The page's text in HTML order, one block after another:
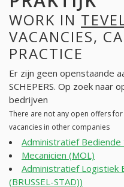
WORK IN
VACANCIES,
PRACTICE
Er zijn geen openstaande
SCHEPERS. Op zoek naar
bedrijven
There are not any open offers for
vacancies in other companies
Administratief Bediende
Mecanicien (MOL)
Administratief Logistiek
(BRUSSEL-STAD))